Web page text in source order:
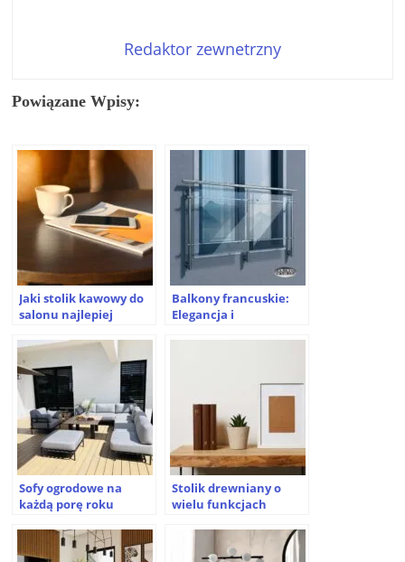
Redaktor zewnetrzny
Powiązane Wpisy:
Jaki stolik kawowy do
salonu najlepiej
Balkony francuskie:
Elegancja i
Sofy ogrodowe na
każdą porę roku
Stolik drewniany o
wielu funkcjach